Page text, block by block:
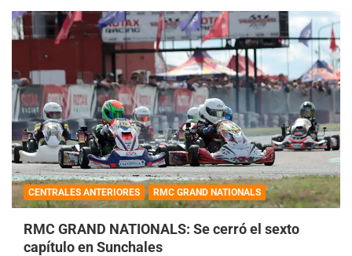
CENTRALES ANTERIORES RMC GRAND NATIONALS
RMC GRAND NATIONALS: Se cerró el sexto
capítulo en Sunchales